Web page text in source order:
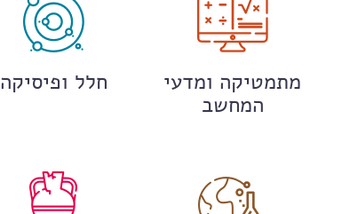
מתמטיקה ומדעי
המחשב
חלל ופיסיקה